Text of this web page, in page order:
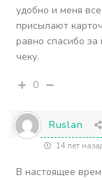
удобно и меня
присылают
равно спасибо
чеку.
0
Ruslan
14 лет
В настоящее